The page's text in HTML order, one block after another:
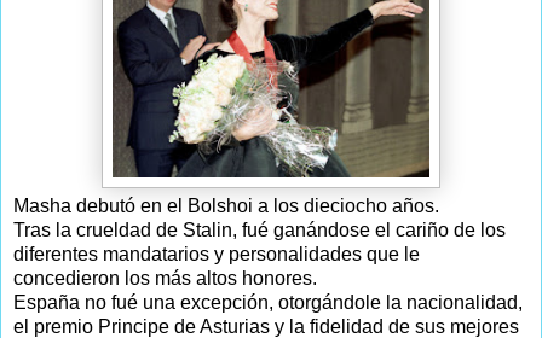
Masha debutó en el Bolshoi a los dieciocho años.
Tras la crueldad de Stalin, fué ganándose el cariño de los
diferentes mandatarios y personalidades que le
concedieron los más altos honores.
España no fué una excepción, otorgándole la nacionalidad,
el premio Principe de Asturias y la fidelidad de sus mejores